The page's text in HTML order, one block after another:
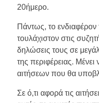
20ήμερο.
Πάντως, το ενδιαφέρον
τουλάχιστον στις
δηλώσεις τους σε
της περιφέρειας.
αιτήσεων που θα
Σε ό,τι αφορά τις